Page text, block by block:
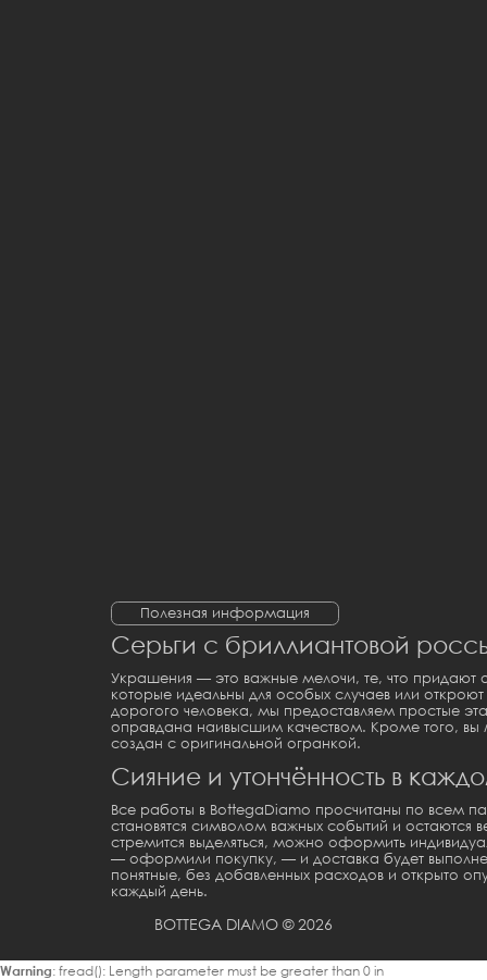
Полезная информация
Серьги с бриллиантовой
Украшения — это важные мелочи, те, что
которые идеальны для особых случаев или
дорогого человека, мы предоставляем простые
оправдана наивысшим качеством. Кроме того,
создан с оригинальной огранкой.
Сияние и утончённость в
Все работы в BottegaDiamo просчитаны по всем
становятся символом важных событий и
стремится выделяться, можно оформить
— оформили покупку, — и доставка будет
понятные, без добавленных расходов и открыто
каждый день.
BOTTEGA DIAMO © 2026
Warning: fread(): Length parameter must be greater than 0 in